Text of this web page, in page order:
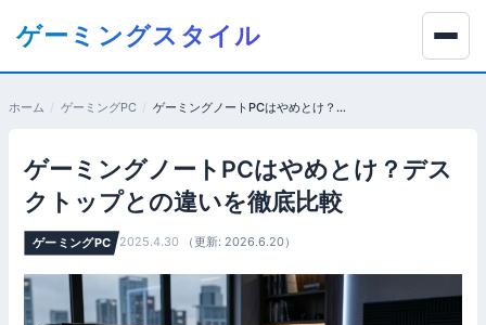
ツ
ゲーミングスタイル
ホーム ゲーミングPC ゲーミングノートPCはやめとけ？デスクトップとの違いを徹底比較
ゲーミングノートPCはやめとけ？デス
クトップとの違いを徹底比較
ゲーミングPC 2025.4.30 （更新: 2026.6.20）